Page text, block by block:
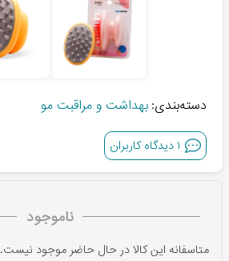
دسته‌بندی: بهداشت و مراقبت مو
۱دیدگاه کاربران
ناموجود
متاسفانه این کالا در حال حاضر موجود نیست.